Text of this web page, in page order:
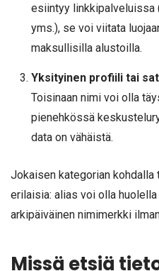
esiintyy linkkipalveluissa
yms.), se voi viitata
maksullisilla alustoilla.
Yksityinen profiili tai
Toisinaan nimi voi olla
pienehkössä
data on vähäistä.
Jokaisen kategorian
erilaisia: alias voi olla huolella
arkipäiväinen nimimerkki
Missä etsiä